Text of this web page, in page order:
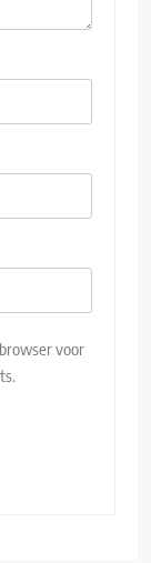
voor